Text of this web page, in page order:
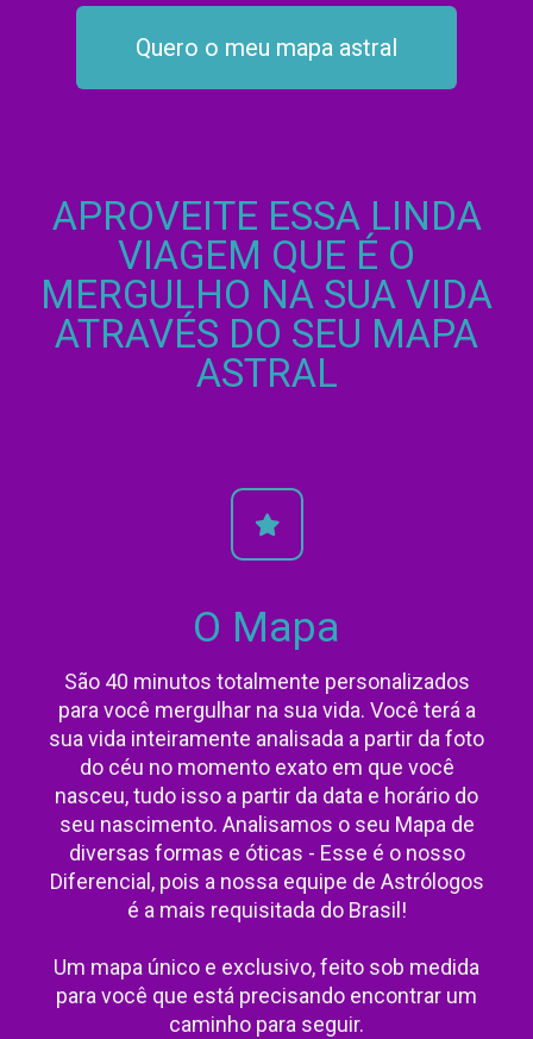
Quero o meu mapa astral
APROVEITE ESSA LINDA
VIAGEM QUE É O
MERGULHO NA SUA VIDA
ATRAVÉS DO SEU MAPA
ASTRAL
O Mapa
São 40 minutos totalmente personalizados
para você mergulhar na sua vida. Você terá a
sua vida inteiramente analisada a partir da foto
do céu no momento exato em que você
nasceu, tudo isso a partir da data e horário do
seu nascimento. Analisamos o seu Mapa de
diversas formas e óticas - Esse é o nosso
Diferencial, pois a nossa equipe de Astrólogos
é a mais requisitada do Brasil!
Um mapa único e exclusivo, feito sob medida
para você que está precisando encontrar um
caminho para seguir.